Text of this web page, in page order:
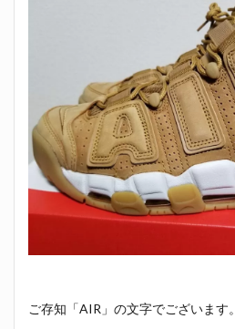
ご存知「AIR」の文字でございます。